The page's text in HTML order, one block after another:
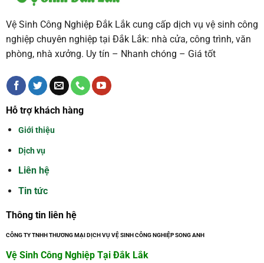
Vệ Sinh Công Nghiệp Đắk Lắk cung cấp dịch vụ vệ sinh công
nghiệp chuyên nghiệp tại Đắk Lắk: nhà cửa, công trình, văn
phòng, nhà xưởng. Uy tín – Nhanh chóng – Giá tốt
Hỗ trợ khách hàng
Giới thiệu
Dịch vụ
Liên hệ
Tin tức
Thông tin liên hệ
CÔNG TY TNHH THƯƠNG MẠI DỊCH VỤ VỆ SINH CÔNG NGHIỆP SONG ANH
Vệ Sinh Công Nghiệp Tại Đắk Lắk